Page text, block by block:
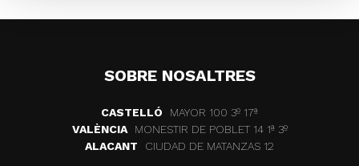
SOBRE NOSALTRES
CASTELLÓ
MAYOR 100 3º 17ª
VALÈNCIA
MONESTIR DE POBLET 14 1ª 3º
ALACANT
CIUDAD DE MATANZAS 12